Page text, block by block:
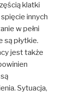
klatki
innych
w pełni
są płytkie.
jest także
Sytuacja,